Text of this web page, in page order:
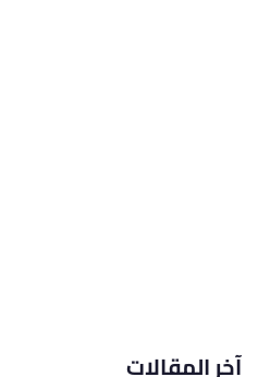
آخر المقالات